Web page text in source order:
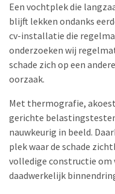
Een vochtplek die
blijft lekken ondanks
cv-installatie die
onderzoeken wij
schade zich op een
oorzaak.
Met thermografie,
gerichte
nauwkeurig in beeld.
plek waar de schade
volledige constructie
daadwerkelijk